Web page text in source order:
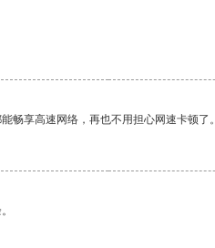
畅享高速网络，再也不用担心网速卡顿了。